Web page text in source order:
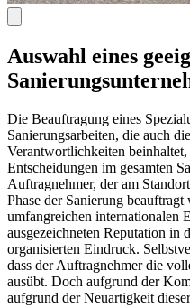
Auswahl eines
Die Beauftragung eines
Sanierungsarbeiten, die auch
Verantwortlichkeiten
Entscheidungen im gesamten
Auftragnehmer, der am
Phase der Sanierung
umfangreichen internationalen
ausgezeichneten Reputation in
organisierten Eindruck.
dass der Auftragnehmer die
ausübt. Doch aufgrund der
aufgrund der Neuartigkeit